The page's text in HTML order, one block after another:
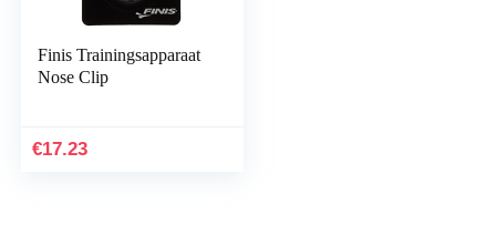
Finis Trainingsapparaat
Nose Clip
€17.23